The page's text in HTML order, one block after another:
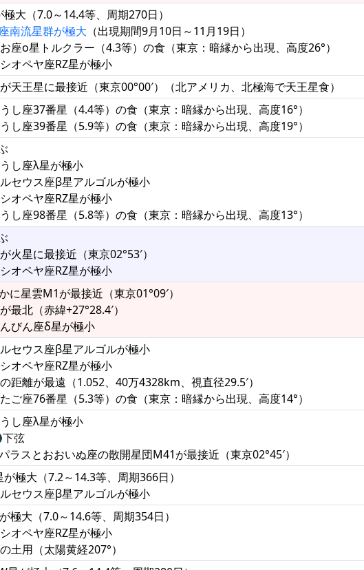
大（7.0～14.4等、周期270日）
南流星群が極大 （出現期間9月10日～11月19日）
座ο星トルクラー（4.3等）の食（東京：暗縁から出現、高度26°）
オペヤ座RZ星が極小
天王星に最接近（東京00°00′）（北アメリカ、北極海で天王星食）
し座37番星（4.4等）の食（東京：暗縁から出現、高度16°）
し座39番星（5.9等）の食（東京：暗縁から出現、高度19°）
し座λ星が極小
セウス座β星アルゴルが極小
オペヤ座RZ星が極小
し座98番星（5.8等）の食（東京：暗縁から出現、高度13°）
火星に最接近（東京02°53′）
オペヤ座RZ星が極小
に星雲M1が最接近（東京01°09′）
最北（赤緯+27°28.4′）
びん座δ星が極小
セウス座β星アルゴルが極小
オペヤ座RZ星が極小
距離が最遠（1.052、40万4328km、視直径29.5′）
ご座76番星（5.3等）の食（東京：暗縁から出現、高度14°）
し座λ星が極小
弦
ラスとおおいぬ座の散開星団M41が最接近（東京02°45′）
極大（7.2～14.3等、周期366日）
セウス座β星アルゴルが極小
極大（7.0～14.6等、周期354日）
オペヤ座RZ星が極小
土用（太陽黄経207°）